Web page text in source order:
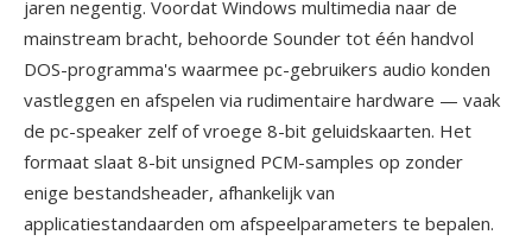
jaren negentig. Voordat Windows multimedia naar de
mainstream bracht, behoorde Sounder tot één handvol
DOS-programma's waarmee pc-gebruikers audio konden
vastleggen en afspelen via rudimentaire hardware — vaak
de pc-speaker zelf of vroege 8-bit geluidskaarten. Het
formaat slaat 8-bit unsigned PCM-samples op zonder
enige bestandsheader, afhankelijk van
applicatiestandaarden om afspeelparameters te bepalen.